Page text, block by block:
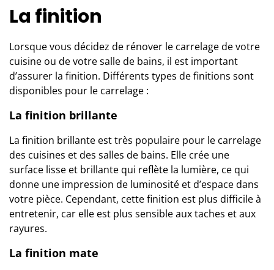
La finition
Lorsque vous décidez de rénover le carrelage de votre
cuisine ou de votre salle de bains, il est important
d’assurer la finition. Différents types de finitions sont
disponibles pour le carrelage :
La finition brillante
La finition brillante est très populaire pour le carrelage
des cuisines et des salles de bains. Elle crée une
surface lisse et brillante qui reflète la lumière, ce qui
donne une impression de luminosité et d’espace dans
votre pièce. Cependant, cette finition est plus difficile à
entretenir, car elle est plus sensible aux taches et aux
rayures.
La finition mate